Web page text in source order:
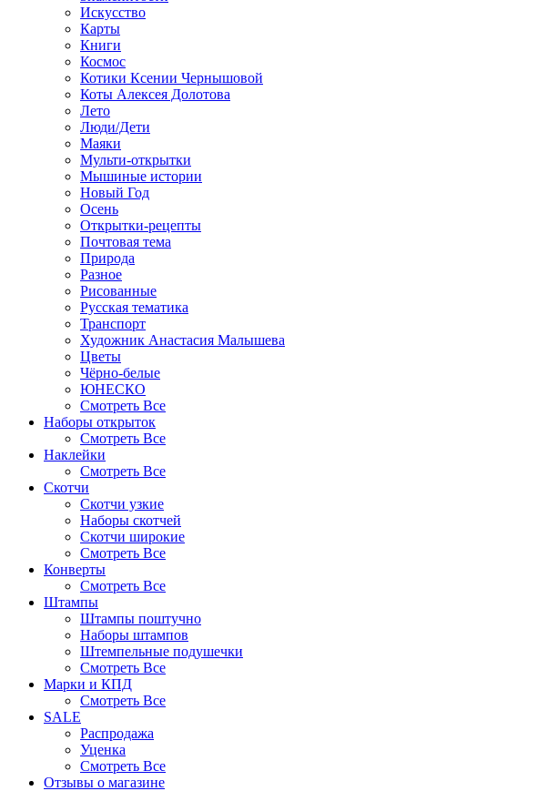
Искусство
Карты
Книги
Космос
Котики Ксении Чернышовой
Коты Алексея Долотова
Лето
Люди/Дети
Маяки
Мульти-открытки
Мышиные истории
Новый Год
Осень
Открытки-рецепты
Почтовая тема
Природа
Разное
Рисованные
Русская тематика
Транспорт
Художник Анастасия Малышева
Цветы
Чёрно-белые
ЮНЕСКО
Смотреть Все
Наборы открыток
Смотреть Все
Наклейки
Смотреть Все
Скотчи
Скотчи узкие
Наборы скотчей
Скотчи широкие
Смотреть Все
Конверты
Смотреть Все
Штампы
Штампы поштучно
Наборы штампов
Штемпельные подушечки
Смотреть Все
Марки и КПД
Смотреть Все
SALE
Распродажа
Уценка
Смотреть Все
Отзывы о магазине